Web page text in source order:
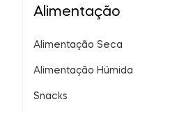
Alimentação
Alimentação Seca
Alimentação Húmida
Snacks